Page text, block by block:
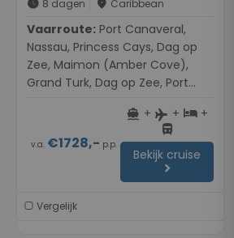
schedule 8 dagen place Caribbean
Vaarroute:
Nassau, Princess Cays, Dag op
Zee, Maimon (Amber Cove),
Grand Turk, Dag op Zee, Port
v.a.€1728,- p.p.
directions_boat + flight + hotel +
directions_bus
Bekijk cruise
chevron_right
Vergelijk